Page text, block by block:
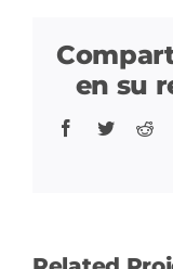
en su
Facebook
Twitter